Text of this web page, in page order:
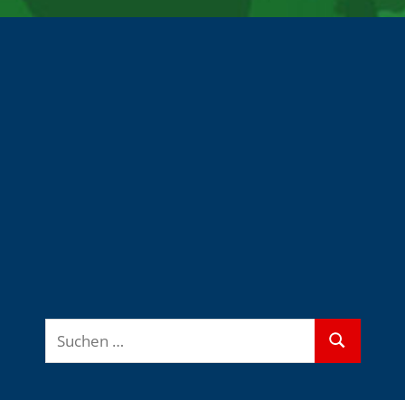
Suchen
nach:
Suchen